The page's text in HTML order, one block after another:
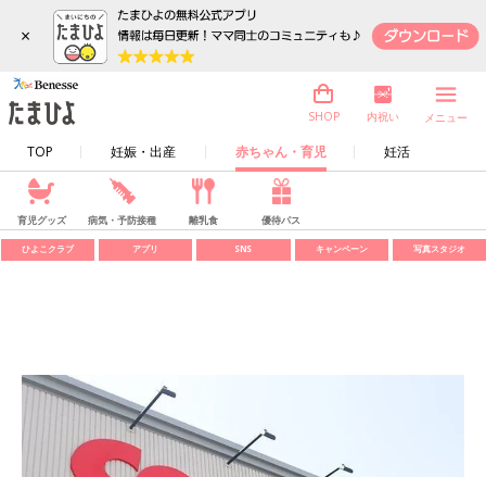
×
TOP 妊娠・出産 赤ちゃん・育児 妊活
SHOP 内祝い メニュー
育児グッズ 病気・予防接種 離乳食 優待パス
ひよこクラブ アプリ SNS キャンペーン 写真スタジオ